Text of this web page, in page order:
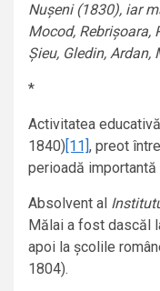
Nușeni (1830), iar
Mocod, Rebrișoara,
Șieu, Gledin, Ardan,
*
Activitatea
1840) [11] , preot
perioadă
Absolvent al
Mălai a fost dascăl
apoi la școlile
1804).